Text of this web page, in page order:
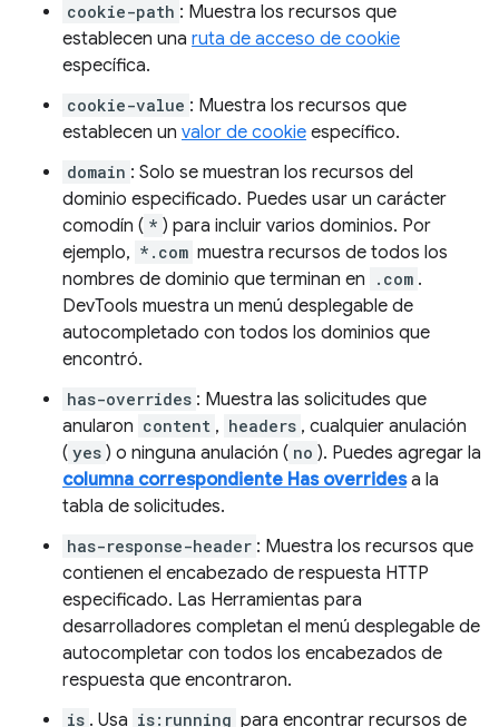
cookie-path : Muestra los recursos que
establecen una ruta de acceso de cookie
específica.
cookie-value : Muestra los recursos que
establecen un valor de cookie específico.
domain : Solo se muestran los recursos del
dominio especificado. Puedes usar un carácter
comodín ( * ) para incluir varios dominios. Por
ejemplo, *.com muestra recursos de todos los
nombres de dominio que terminan en
.com .
DevTools muestra un menú desplegable de
autocompletado con todos los dominios que
encontró.
has-overrides : Muestra las solicitudes que
anularon content , headers , cualquier anulación
( yes ) o ninguna anulación ( no ). Puedes agregar la
columna correspondiente Has overridesa la
tabla de solicitudes.
has-response-header : Muestra los recursos que
contienen el encabezado de respuesta HTTP
especificado. Las Herramientas para
desarrolladores completan el menú desplegable de
autocompletar con todos los encabezados de
respuesta que encontraron.
is . Usa is:running para encontrar recursos de